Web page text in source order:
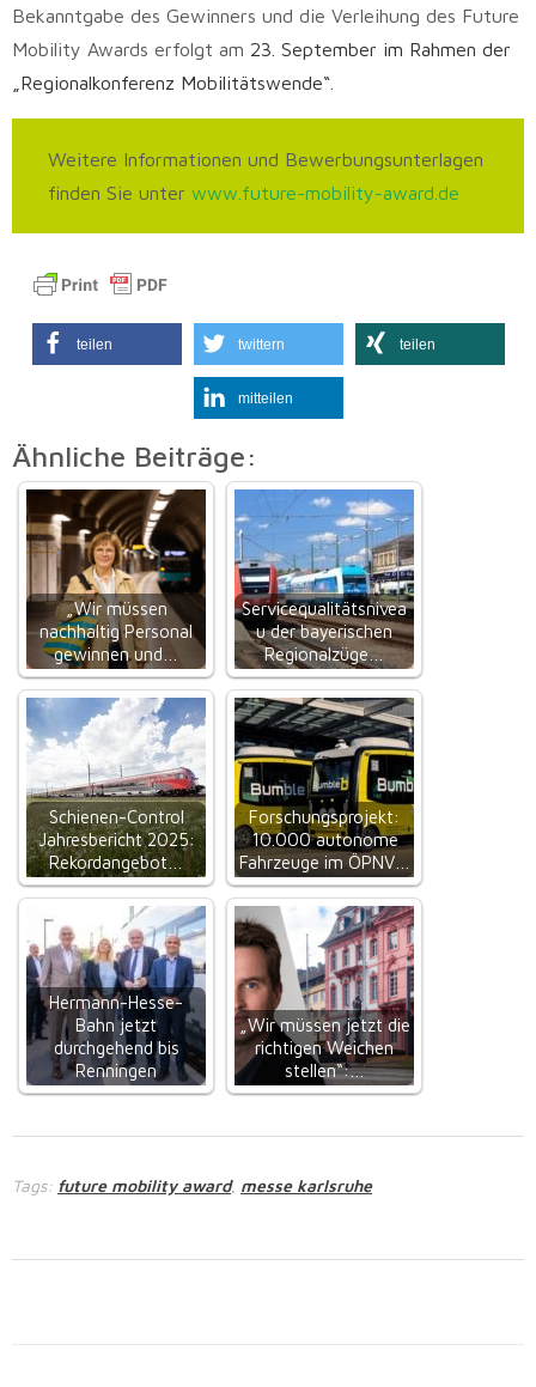
Bekanntgabe des Gewinners und die Verleihung des Future
Mobility Awards erfolgt am 23. September im Rahmen der
„Regionalkonferenz Mobilitätswende“.
Weitere Informationen und Bewerbungsunterlagen
finden Sie unter www.future-mobility-award.de
teilen twittern teilen
mitteilen
Ähnliche Beiträge:
„Wir müssen
nachhaltig Personal
gewinnen und…
Servicequalitätsnivea
u der bayerischen
Regionalzüge…
Schienen-Control
Jahresbericht 2025:
Rekordangebot…
Forschungsprojekt:
10.000 autonome
Fahrzeuge im ÖPNV…
Hermann-Hesse-
Bahn jetzt
durchgehend bis
Renningen
„Wir müssen jetzt die
richtigen Weichen
stellen“:…
Tags: future mobility award, messe karlsruhe